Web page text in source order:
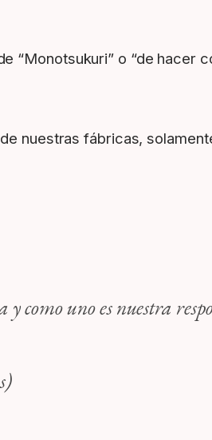
o “de hacer
nuestras fábricas,
como uno es nuestra